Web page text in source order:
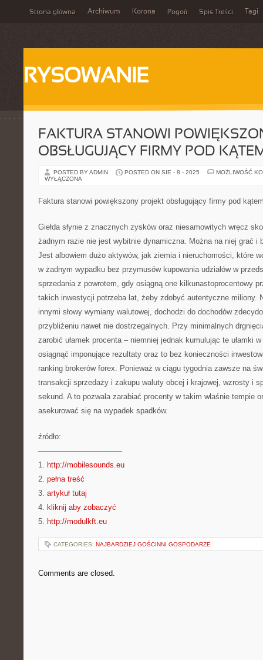
Strona główna Archiwum Korona Pogoń Spis Treści Tagi
RYSOWANIE
FAKTURA STANOWI
OBSŁUGUJĄCY FIRMY POD
POSTED BY ADMIN POSTED ON SIE - 8 - 2025
MOŻLIWOŚĆ
WYŁĄCZONA
Faktura stanowi powiększony projekt obsługujący firmy pod
Giełda słynie z znacznych zysków oraz niesamowitych wręcz
żadnym razie nie jest wybitnie dynamiczna. Można na niej grać i
Jest albowiem dużo aktywów, jak ziemia i nieruchomości, które
w żadnym wypadku bez przymusów kupowania udziałów w
sprzedania z powrotem, gdy osiągną one kilkunastoprocentowy
takich inwestycji potrzeba lat, żeby zdobyć autentyczne miliony.
innymi słowy wymiany walutowej, dochodzi do dochodów
przybliżeniu nawet nie dostrzegalnych. Przy minimalnych
zarobić ułamek procenta – niemniej jednak kumulując te ułamki
osiągnąć imponujące rezultaty oraz to bez konieczności
ranking brokerów forex. Ponieważ w ciągu tygodnia zawsze na
transakcji sprzedaży i zakupu waluty obcej i krajowej, wzrosty i
sekund. A to pozwala zarabiać procenty w takim właśnie tempie
asekurować się na wypadek spadków.
źródło:
———————————
1. http://mobilesounds.eu
2. pełna treść
3. artykuł tutaj
4. kliknij aby zobaczyć
5. http://modulkft.eu
CATEGORIES: NAJBARDZIEJ GOŚCINNI GOSPODARZE
Comments are closed.